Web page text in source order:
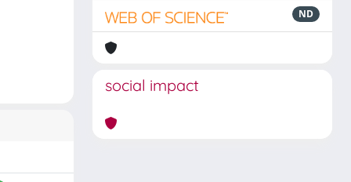
ND
social impact